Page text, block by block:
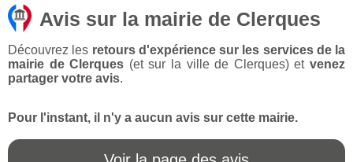
Avis sur la mairie de Clerques
Découvrez les retours d'expérience sur les services de la
mairie de Clerques (et sur la ville de Clerques) etvenez
partager votre avis.
Pour l'instant, il n'y a aucun avis sur cette mairie.